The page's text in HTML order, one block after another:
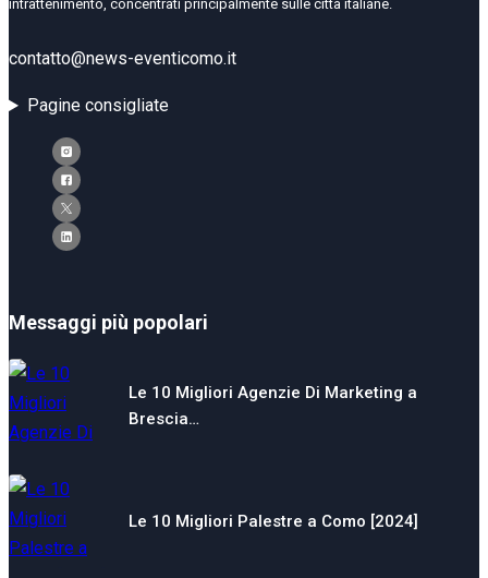
intrattenimento, concentrati principalmente sulle città italiane.
contatto@news-eventicomo.it
Pagine consigliate
Messaggi più popolari
Le 10 Migliori Agenzie Di Marketing a
Brescia…
Le 10 Migliori Palestre a Como [2024]